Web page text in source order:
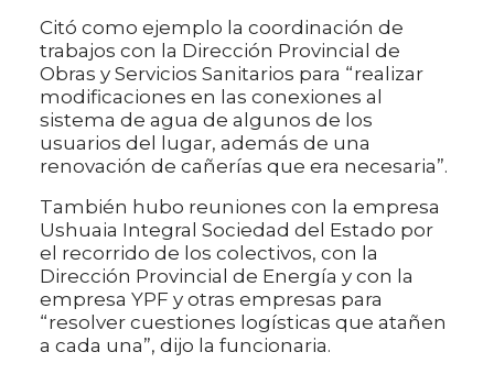
Citó como ejemplo la coordinación de
trabajos con la Dirección Provincial de
Obras y Servicios Sanitarios para “realizar
modificaciones en las conexiones al
sistema de agua de algunos de los
usuarios del lugar, además de una
renovación de cañerías que era necesaria”.
También hubo reuniones con la empresa
Ushuaia Integral Sociedad del Estado por
el recorrido de los colectivos, con la
Dirección Provincial de Energía y con la
empresa YPF y otras empresas para
“resolver cuestiones logísticas que atañen
a cada una”, dijo la funcionaria.